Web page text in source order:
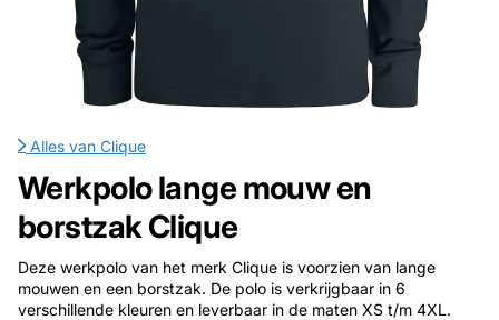
Alles van Clique
Werkpolo lange mouw en
borstzak Clique
Deze werkpolo van het merk Clique is voorzien van lange
mouwen en een borstzak. De polo is verkrijgbaar in 6
verschillende kleuren en leverbaar in de maten XS t/m 4XL.